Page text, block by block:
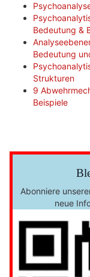
Bedeutung &
Bedeutung
Strukturen
9
Beispiele
Abonniere
neue